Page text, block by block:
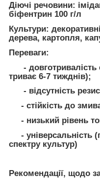
Діючі речовини:
біфентрин 100 г/л
Культури:
дерева, картопля,
Переваги:
- довготривалість
триває 6-7 тижднів);
- відсутність
- стійкість до
- низький рівень
- універсальність
спектру культур)
Рекомендації, щодо